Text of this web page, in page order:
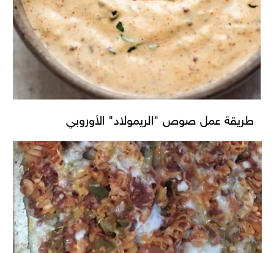
طريقة عمل صوص "الريمولاد" الأوروبي